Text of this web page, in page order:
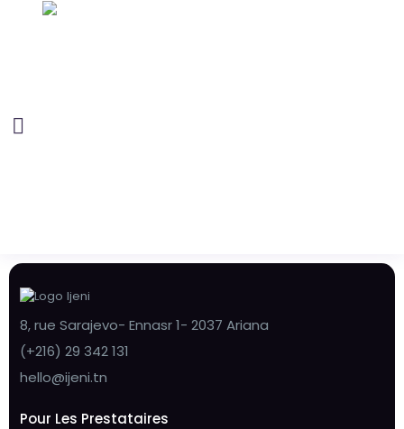
8, rue Sarajevo- Ennasr 1- 2037 Ariana
(+216) 29 342 131
hello@ijeni.tn
Pour Les Prestataires